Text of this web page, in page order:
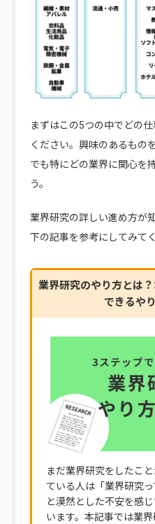
まずはこの5つの中でどの
ください。興味のあるもの
でも特にどの業界に関心を
う。
業界研究の詳しい進め方が
下の記事を参考にしてみて
業界研究のやり方とは
できるや
まだ業界研究をしたこ
ている人は「業界研究っ
と漠然とした不安を感
います。本記事では業